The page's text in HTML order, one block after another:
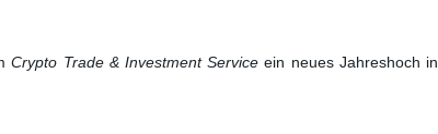
Crypto Trade & Investment Service ein neues Jahreshoch in